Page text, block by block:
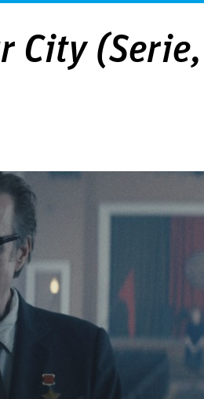
City (Serie,